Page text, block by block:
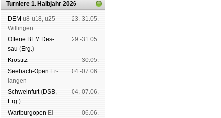
Turniere 1. Halbjahr 2026
DEM u8-u18, u25
Wil­lin­gen
23.-31.05.
Offene BEM Des­
sau (Erg.)
29.-31.05.
Kros­titz
30.05.
See­bach-Open Er­
lan­gen
04.-07.06.
Schwein­furt(DSB,
Erg.)
04.-07.06.
Wart­burg­open Ei­
06.06.